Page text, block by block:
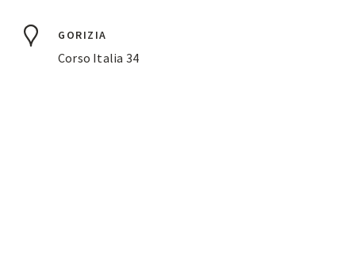
GORIZIA
Corso Italia 34